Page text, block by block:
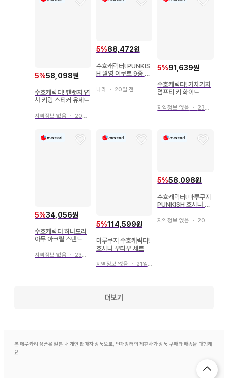
5%58,098원
수호캐릭터! 캔뱃지 엽
서 키링 스티커 유세트
지역정보 없음 ・ 20일 전
5%88,472원
수호캐릭터! PUNKIS
H 월영 이쿠토 9종 세
나라・ 20일 전
5%91,639원
수호캐릭터! 가챠가챠
덤프티 키 화이트
지역정보 없음 ・ 23일 전
5%34,056원
수호캐릭터 히나모리
아무 아크릴 스탠드
지역정보 없음 ・ 23일 전
5%114,599원
마루쿠지 수호캐릭터!
호시나 우타우 세트
지역정보 없음 ・ 21일 전
5%58,098원
수호캐릭터! 마루쿠지
PUNKISH 호시나 우
지역정보 없음 ・ 20일 전
더보기
본 메루카리 상품은 일본 내 개인 판매자 상품으로, 번개장터의 제휴사가 상품 구매와 배송을 대행해
요.